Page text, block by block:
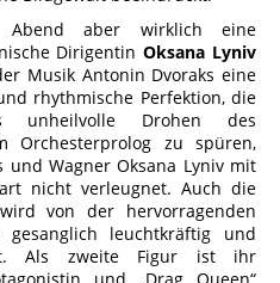
aber wirklich eine
DirigentinOksana Lyniv
Musik Antonin Dvoraks eine
rhythmische Perfektion, die
unheilvolle Drohen des
Orchesterprolog zu spüren,
und Wagner Oksana Lyniv mit
nicht verleugnet. Auch die
von der hervorragenden
gesanglich leuchtkräftig und
Als zweite Figur ist ihr